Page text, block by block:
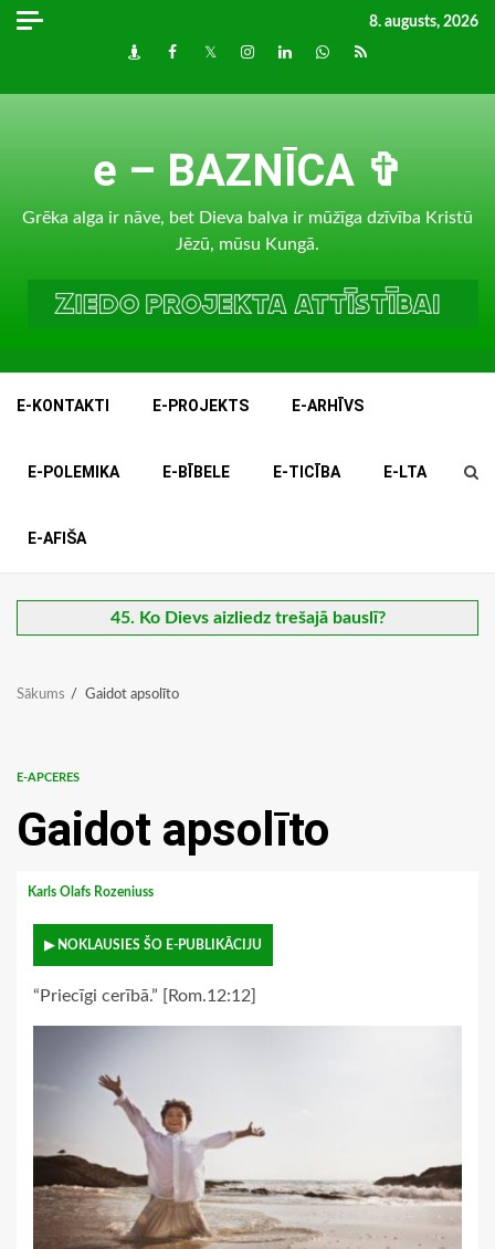
Skip
8. augusts, 2026
DraugiemFacebook
TwitterInstagram
LinkedInwhatsapp
RSS
e – BAZNĪCA ✞
Grēka alga ir nāve, bet Dieva balva ir mūžīga dzīvība Kristū
Jēzū, mūsu Kungā.
E-KONTAKTI E-PROJEKTS E-ARHĪVS
E-POLEMIKA E-BĪBELE E-TICĪBA E-LTA
E-AFIŠA
45. Ko Dievs aizliedz trešajā bauslī?
Sākums Gaidot apsolīto
E-APCERES
Gaidot apsolīto
Karls Olafs Rozeniuss
▶ NOKLAUSIES ŠO E-PUBLIKĀCIJU
“Priecīgi cerībā.” [Rom.12:12]